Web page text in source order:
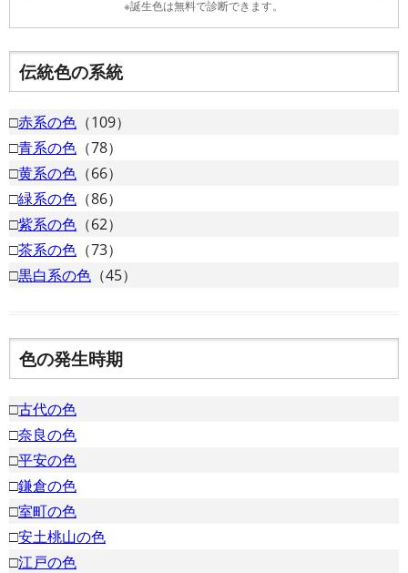
※誕生色は無料で診断できます。
伝統色の系統
□赤系の色 （109）
□青系の色 （78）
□黄系の色 （66）
□緑系の色 （86）
□紫系の色 （62）
□茶系の色 （73）
□黒白系の色 （45）
色の発生時期
□古代の色
□奈良の色
□平安の色
□鎌倉の色
□室町の色
□安土桃山の色
□江戸の色